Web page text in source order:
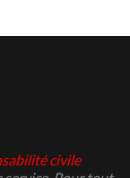
civile